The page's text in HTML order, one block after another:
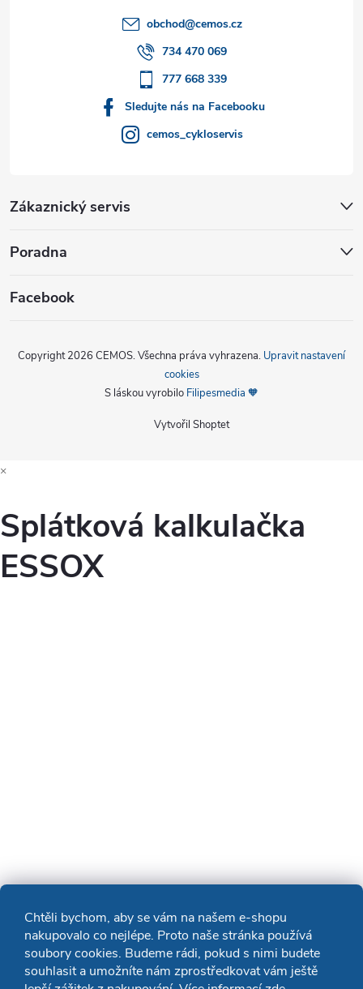
Chtěli bychom, aby se vám na našem e-shopu
nakupovalo co nejlépe. Proto naše stránka používá
soubory cookies. Budeme rádi, pokud s nimi budete
souhlasit a umožníte nám zprostředkovat vám ještě
obchod@cemos.cz
734 470 069
777 668 339
Sledujte nás na Facebooku
cemos_cykloservis
Zákaznický servis
Poradna
Facebook
Vytvořil Shoptet
Copyright 2026 CEMOS. Všechna práva vyhrazena. Upravit nastavení
cookies
S láskou vyrobilo Filipesmedia 🧡
×
Splátková kalkulačka
ESSOX